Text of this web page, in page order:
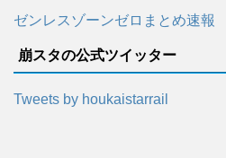
ゼンレスゾーンゼロまとめ速報
崩スタの公式ツイッター
Tweets by houkaistarrail